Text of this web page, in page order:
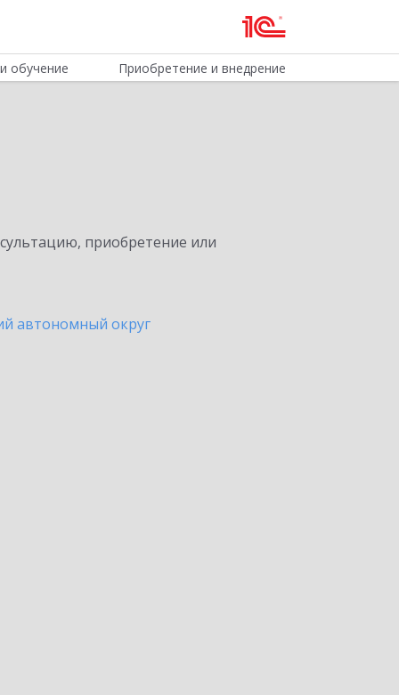
обучение Приобретение и внедрение
приобретение или
автономный округ